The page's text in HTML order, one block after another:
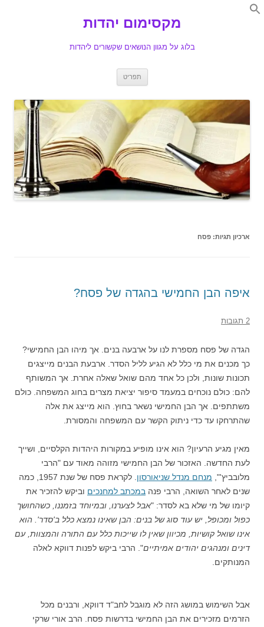
Search
מקסימום יהדות
בלוג על מגוון הנושאים שקשורים ליהדות
תפריט
ארכיון תגיות: פסח
איפה הבן החמישי בהגדה של פסח?
2 תגובות
הגדה של פסח מספרת לנו על ארבעה בנים. אך מיהו הבן החמישי?
כך מכנים את מי כלל לא הגיע לליל הסדר. ארבעת הבנים מייצגים
תכונות שונות, ולכן כל אחד מהם שואל שאלה אחרת. אך המשותף
להם: כולם נוכחים במעמד סיפור יציאת מצרים בחוג המשפחה. כולם
משתתפים. אך הבן החמישי נשאר בחוץ. הוא מייצג את אלה
שהתרחקו עד כדי ניתוק הקשר עם המשפחה והמסורת.
מאין מגיע הרעיון? הוא אינו מופיע במקורות היהדות הקלסיים, ושייך
לעת החדשה. האזכור של הבן החמישי מזוהה מאוד עם "הרבי
מלובביץ'", מנחם מנדל שניאורסון
. לקראת פסח של שנת 1957, כמה
שנים לאחר השואה, הרבי פנה במכתב למחנכים וביקש להזכיר את
קיומו של מי שלא בא לסדר: "אבל לצערנו, ובמיוחד בזמננו, כשהחושך
כפול ומכופל, יש עוד סוג של בנים: הבן שאינו נמצא כלל ב'סדר'. הוא
אינו שואל קושיות, מכיוון שאין לו שייכות כלל עם התורה והמצוות, עם
דינים ומנהגים יהודים אמיתיים". הרבי ביקש לפנות דווקא לאלה
המנותקים.
אבל השימוש במושג הזה לא מוגבל לחב"ד דווקא, ורבנים מכל
הזרמים מזכירים את הבן החמישי בדרשות פסח. הרב אורי שרקי